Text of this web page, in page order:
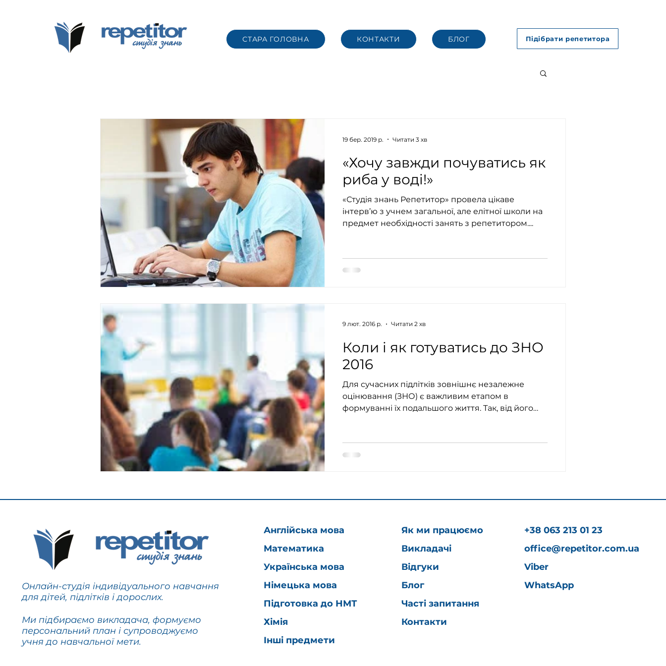
СТАРА ГОЛОВНА КОНТАКТИ БЛОГ Підібрати репетитора
«Хочу завжди почуватись як
риба у воді!»
«Студія знань Репетитор» провела цікаве
інтерв’ю з учнем загальної, але елітної школи на
предмет необхідності занять з репетитором....
19 бер. 2019 р. Читати 3 хв
Коли і як готуватись до ЗНО
2016
Для сучасних підлітків зовнішнє незалежне
оцінювання (ЗНО) є важливим етапом в
формуванні їх подальшого життя. Так, від його
9 лют. 2016 р. Читати 2 хв
Онлайн-студія індивідуального навчання
для дітей, підлітків і дорослих.
Ми підбираємо викладача, формуємо
персональний план і супроводжуємо
учня до навчальної мети.
Англійська мова
Математика
Українська мова
Німецька мова
Підготовка до НМТ
Хімія
Інші предмети
Як ми працюємо
Викладачі
Відгуки
Блог
Часті запитання
Контакти
+38 063 213 01 23
office@repetitor.com.ua
Viber
WhatsApp